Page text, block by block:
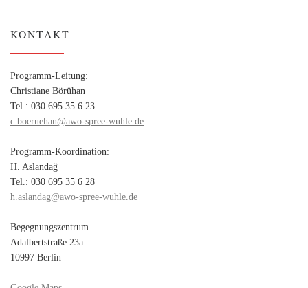
KONTAKT
Programm-Leitung:
Christiane Börühan
Tel.: 030 695 35 6 23
c.boeruehan@awo-spree-wuhle.de
Programm-Koordination:
H. Aslandağ
Tel.: 030 695 35 6 28
h.aslandag@awo-spree-wuhle.de
Begegnungszentrum
Adalbertstraße 23a
10997 Berlin